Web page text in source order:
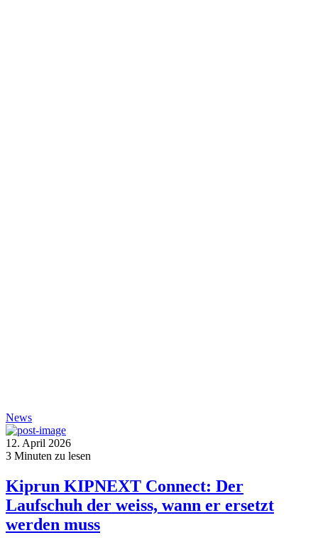
News
12. April 2026
3 Minuten zu lesen
Kiprun KIPNEXT Connect: Der
Laufschuh der weiss, wann er ersetzt
werden muss